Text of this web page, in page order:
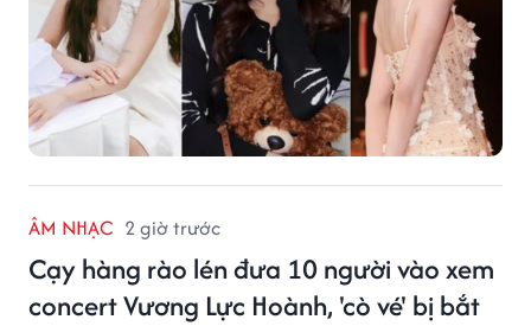
ÂM NHẠC 2 giờ trước
Cạy hàng rào lén đưa 10 người vào xem
concert Vương Lực Hoành, 'cò vé' bị bắt